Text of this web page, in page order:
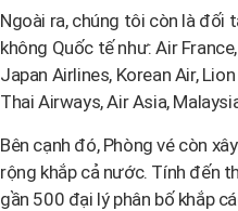
Ngoài ra, chúng tôi còn là đối
không Quốc tế như: Air
Japan Airlines, Korean Air,
Thai Airways, Air Asia,
Bên cạnh đó, Phòng vé còn
rộng khắp cả nước. Tính đến
gần 500 đại lý phân bố khắp